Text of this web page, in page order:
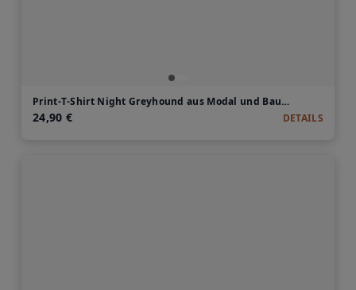
Print-T-Shirt Night Greyhound aus Modal und Baumwolle
24,90 € DETAILS